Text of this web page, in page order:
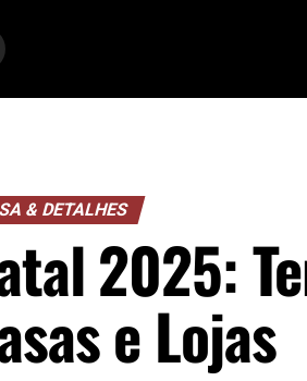
& DETALHES
2025:
e Lojas